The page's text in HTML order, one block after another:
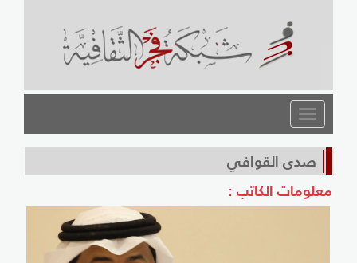
القائمة
صدى القوافي
معلومات الكاتب :